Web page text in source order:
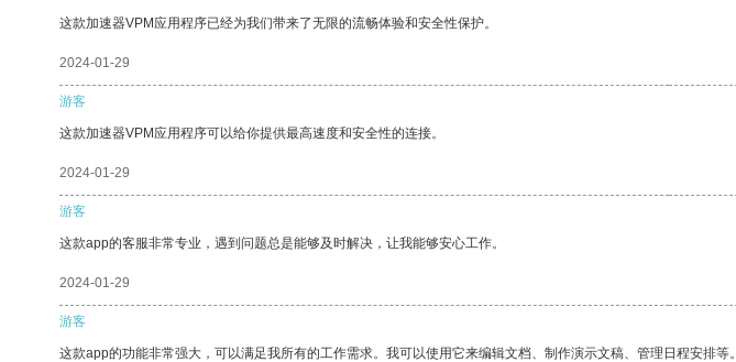
这款加速器VPM应用程序已经为我们带来了无限的流畅体验和安全性保护。
2024-01-29
游客
这款加速器VPM应用程序可以给你提供最高速度和安全性的连接。
2024-01-29
游客
这款app的客服非常专业，遇到问题总是能够及时解决，让我能够安心工作。
2024-01-29
游客
这款app的功能非常强大，可以满足我所有的工作需求。我可以使用它来编辑文档、制作演示文稿、管理日程安排等。